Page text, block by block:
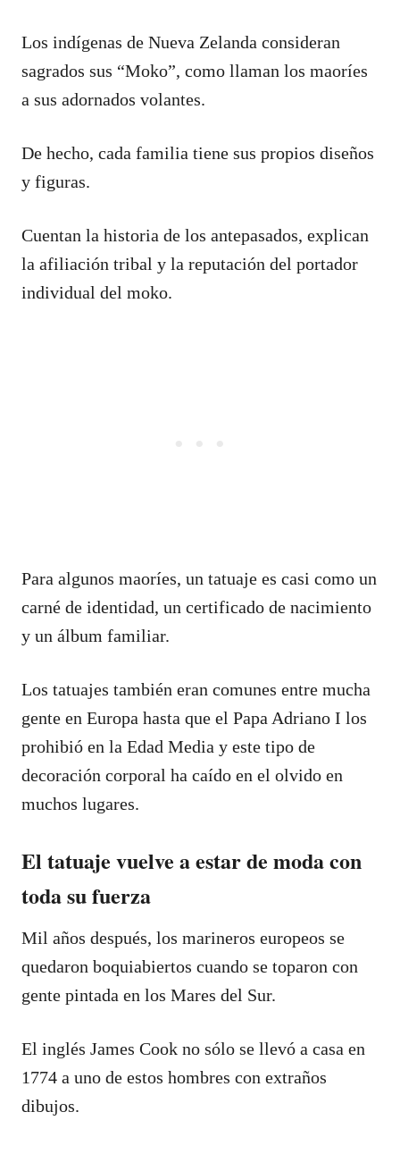
Los indígenas de Nueva Zelanda consideran
sagrados sus “Moko”, como llaman los maoríes
a sus adornados volantes.
De hecho, cada familia tiene sus propios diseños
y figuras.
Cuentan la historia de los antepasados, explican
la afiliación tribal y la reputación del portador
individual del moko.
Para algunos maoríes, un tatuaje es casi como un
carné de identidad, un certificado de nacimiento
y un álbum familiar.
Los tatuajes también eran comunes entre mucha
gente en Europa hasta que el Papa Adriano I los
prohibió en la Edad Media y este tipo de
decoración corporal ha caído en el olvido en
muchos lugares.
El tatuaje vuelve a estar de moda con
toda su fuerza
Mil años después, los marineros europeos se
quedaron boquiabiertos cuando se toparon con
gente pintada en los Mares del Sur.
El inglés James Cook no sólo se llevó a casa en
1774 a uno de estos hombres con extraños
dibujos.